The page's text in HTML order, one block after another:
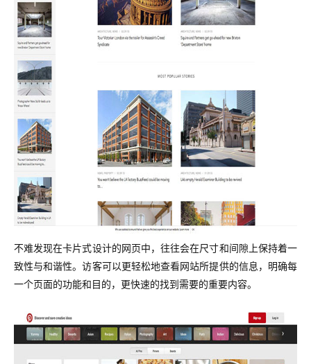
不难发现在卡片式设计的网页中，往往会在尺寸和间隙上保持着一
致性与和谐性。访客可以更轻松地查看网站所提供的信息，明确每
一个页面的功能和目的，更快速的找到需要的重要内容。